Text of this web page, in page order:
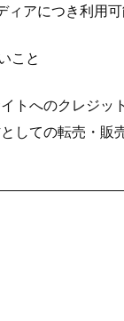
ィアにつき利用
こと
トへのクレジッ
しての転売・販